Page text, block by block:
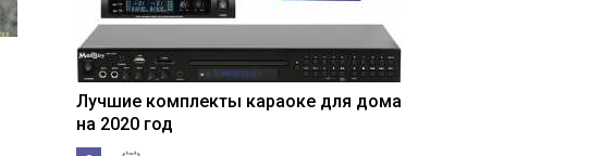
Лучшие комплекты караоке для дома
на 2020 год